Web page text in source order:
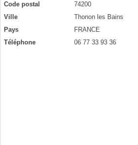
Code postal
74200
Ville
Thonon les Bains
Pays
FRANCE
Téléphone
06 77 33 93 36